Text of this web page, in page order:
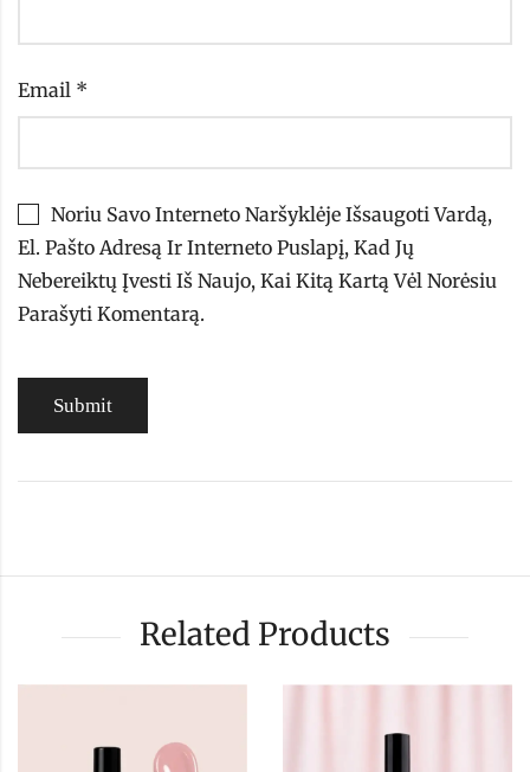
Email *
Noriu Savo Interneto Naršyklėje Išsaugoti Vardą,
El. Pašto Adresą Ir Interneto Puslapį, Kad Jų
Nebereiktų Įvesti Iš Naujo, Kai Kitą Kartą Vėl Norėsiu
Parašyti Komentarą.
Related Products